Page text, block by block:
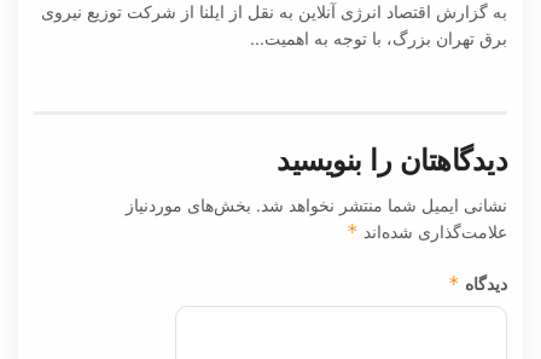
نصب نیروگاه‌های خورشیدی در ۳۰ مدرسه شهر تهران
به گزارش اقتصاد انرژی آنلاین به نقل از ایلنا از شرکت توزیع نیروی
برق تهران بزرگ، با توجه به اهمیت...